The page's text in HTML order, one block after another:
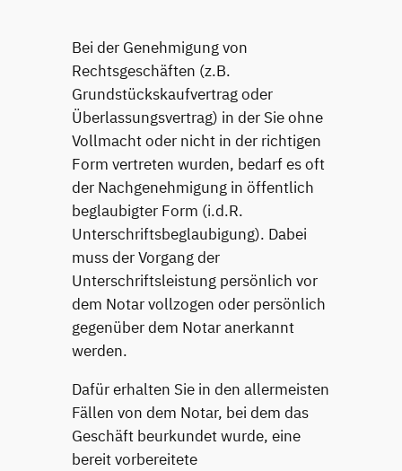
Bei der Genehmigung von
Rechtsgeschäften (z.B.
Grundstückskaufvertrag oder
Überlassungsvertrag) in der Sie ohne
Vollmacht oder nicht in der richtigen
Form vertreten wurden, bedarf es oft
der Nachgenehmigung in öffentlich
beglaubigter Form (i.d.R.
Unterschriftsbeglaubigung). Dabei
muss der Vorgang der
Unterschriftsleistung persönlich vor
dem Notar vollzogen oder persönlich
gegenüber dem Notar anerkannt
werden.
Dafür erhalten Sie in den allermeisten
Fällen von dem Notar, bei dem das
Geschäft beurkundet wurde, eine
bereit vorbereitete